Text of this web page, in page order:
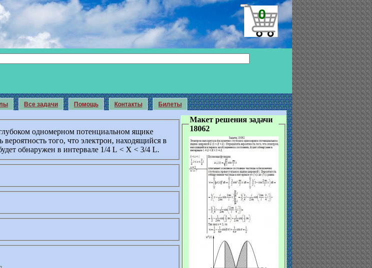
0
Все задачи Помощь Контакты Билеты
одномерном потенциальном ящике
того, что электрон, находящийся в
обнаружен в интервале 1/4 L < X < 3/4 L.
Макет решения задачи
18062